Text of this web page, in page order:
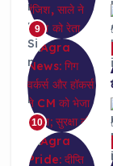
9
10